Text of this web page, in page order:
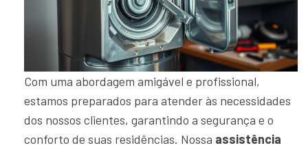
Com uma abordagem amigável e profissional,
estamos preparados para atender às necessidades
dos nossos clientes, garantindo a segurança e o
conforto de suas residências. Nossa assistência